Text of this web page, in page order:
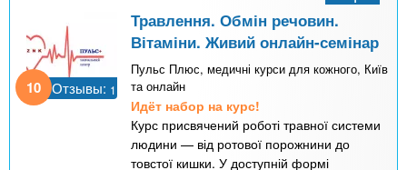
10 Отзывы: 1
Травлення. Обмін речовин.
Вітаміни. Живий онлайн-семінар
Пульс Плюс, медичні курси для кожного, Київ
та онлайн
Идёт набор на курс!
Курс присвячений роботі травної системи
людини — від ротової порожнини до
товстої кишки. У доступній формі